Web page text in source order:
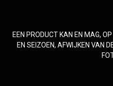
EEN PRODUCT KAN EN MAG,
EN SEIZOEN, AFWIJKEN VAN